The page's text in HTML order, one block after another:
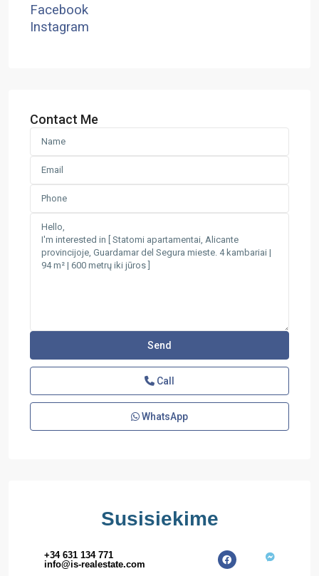
Facebook
Instagram
Contact Me
Call
WhatsApp
Susisiekime
+34 631 134 771
info@is-realestate.com